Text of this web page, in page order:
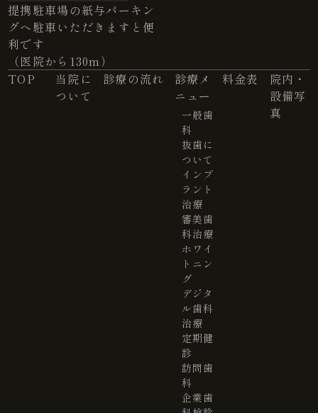
提携駐車場の紙与パーキン
グへ駐車いただきますと便
利です
（医院から130m）
TOP
当院に
ついて
診療の流れ
診療メ
ニュー
一般歯
科
抜歯に
ついて
インプ
ラント
治療
審美歯
科治療
ホワイ
トニン
グ
デジタ
ル歯科
治療
定期健
診
訪問歯
科
企業歯
料金表
院内・
設備写
真